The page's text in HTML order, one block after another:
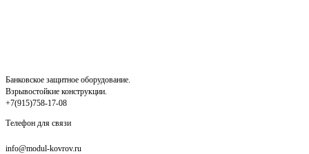
Банковское защитное оборудование.
Взрывостойкие конструкции.
+7(915)758-17-08
Телефон для связи
info@modul-kovrov.ru